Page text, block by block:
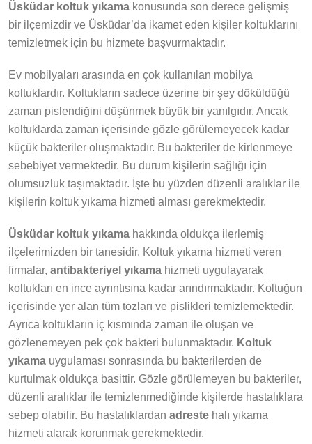
Üsküdar koltuk yıkama konusunda son derece gelişmiş
bir ilçemizdir ve Üsküdar’da ikamet eden kişiler koltuklarını
temizletmek için bu hizmete başvurmaktadır.
Ev mobilyaları arasında en çok kullanılan mobilya
koltuklardır. Koltukların sadece üzerine bir şey döküldüğü
zaman pislendiğini düşünmek büyük bir yanılgıdır. Ancak
koltuklarda zaman içerisinde gözle görülemeyecek kadar
küçük bakteriler oluşmaktadır. Bu bakteriler de kirlenmeye
sebebiyet vermektedir. Bu durum kişilerin sağlığı için
olumsuzluk taşımaktadır. İşte bu yüzden düzenli aralıklar ile
kişilerin koltuk yıkama hizmeti alması gerekmektedir.
Üsküdar koltuk yıkama hakkında oldukça ilerlemiş
ilçelerimizden bir tanesidir. Koltuk yıkama hizmeti veren
firmalar, antibakteriyel yıkama hizmeti uygulayarak
koltukları en ince ayrıntısına kadar arındırmaktadır. Koltuğun
içerisinde yer alan tüm tozları ve pislikleri temizlemektedir.
Ayrıca koltukların iç kısmında zaman ile oluşan ve
gözlenemeyen pek çok bakteri bulunmaktadır. Koltuk
yıkama uygulaması sonrasında bu bakterilerden de
kurtulmak oldukça basittir. Gözle görülemeyen bu bakteriler,
düzenli aralıklar ile temizlenmediğinde kişilerde hastalıklara
sebep olabilir. Bu hastalıklardan adreste halı yıkama
hizmeti alarak korunmak gerekmektedir.